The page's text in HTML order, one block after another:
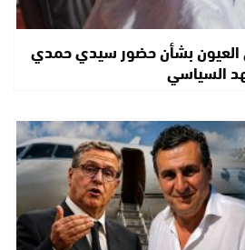
العيون بشأن حضور سيدي حمدي
السياسي